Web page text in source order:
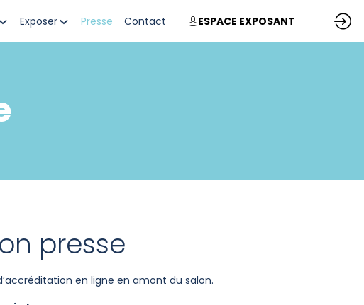
Exposer Presse Contact ESPACE EXPOSANT
presse
en ligne en amont du salon.